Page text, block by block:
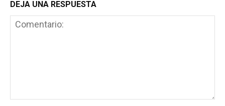
DEJA UNA RESPUESTA